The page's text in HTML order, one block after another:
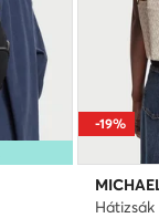
-19%
Hátizsák